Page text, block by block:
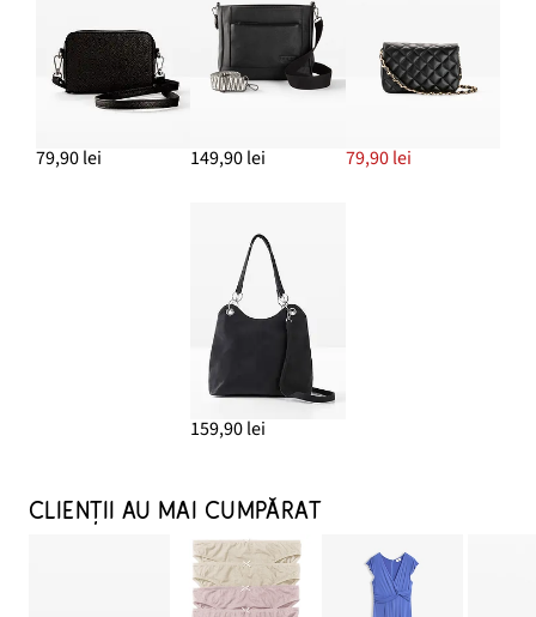
79,90 lei 149,90 lei 79,90 lei
159,90 lei
CLIENȚII AU MAI CUMPĂRAT